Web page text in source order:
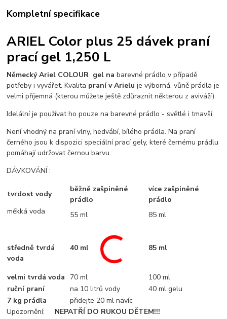
Kompletní specifikace
ARIEL Color plus 25 dávek praní
prací gel 1,250 L
Německý Ariel COLOUR gel na barevné prádlo v případě
potřeby i vyvářet. Kvalita praní v Arielu je výborná, vůně prádla je
velmi příjemná (kterou můžete ještě zdůraznit některou z aviváží).
Idelální je používat ho pouze na barevné prádlo - světlé i tmavší.
Není vhodný na praní vlny, hedvábí, bílého prádla. Na praní
černého jsou k dispozici speciální prací gely, které černému prádlu
pomáhají udržovat černou barvu.
DÁVKOVÁNÍ :
tvrdost vody
běžně zašpiněné
prádlo
více zašpiněné
prádlo
měkká voda
55 ml 85 ml
středně tvrdá
voda
40 ml 85 ml
velmi tvrdá voda 70 ml
100 ml
ruční praní
na 10 litrů vody
40 ml gelu
7 kg prádla
přidejte 20 ml navíc
Upozornění: NEPATŘÍ DO RUKOU DĚTEM!!!